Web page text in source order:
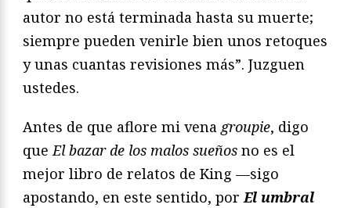
autor no está terminada hasta su muerte;
siempre pueden venirle bien unos retoques
y unas cuantas revisiones más”. Juzguen
ustedes.
Antes de que aflore mi vena groupie, digo
queEl bazar de los malos sueños no es el
mejor libro de relatos de King —sigo
apostando, en este sentido, porEl umbral